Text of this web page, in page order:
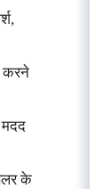
करने
के